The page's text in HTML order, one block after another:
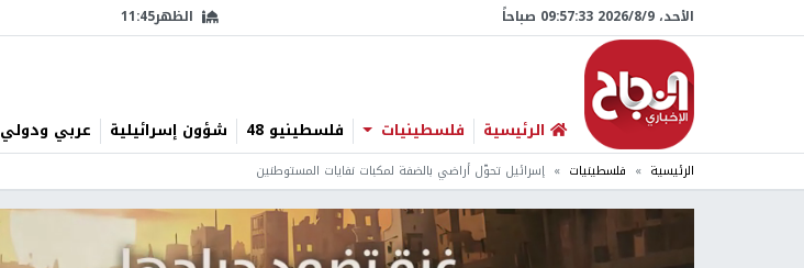
الأحد، 9/‏8/‏2026 09:57:34 صباحاً الظهر11:45
الرئيسية فلسطينيات فلسطينيو 48 شؤون إسرائيلية عربي ودولي
الرئيسية فلسطينيات إسرائيل تحوّل أراضي بالضفة لمكبات نفايات المستوطنين